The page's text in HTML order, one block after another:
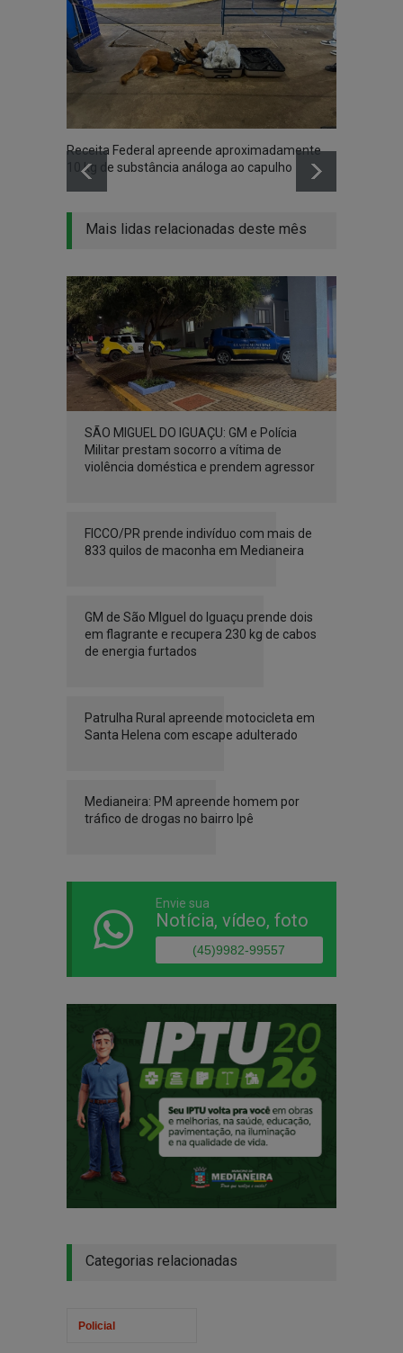
Receita Federal apreende aproximadamente
10 kg de substância análoga ao capulho
Mais lidas relacionadas deste mês
SÃO MIGUEL DO IGUAÇU: GM e Polícia
Militar prestam socorro a vítima de
violência doméstica e prendem agressor
FICCO/PR prende indivíduo com mais de
833 quilos de maconha em Medianeira
GM de São MIguel do Iguaçu prende dois
em flagrante e recupera 230 kg de cabos
de energia furtados
Patrulha Rural apreende motocicleta em
Santa Helena com escape adulterado
Medianeira: PM apreende homem por
tráfico de drogas no bairro Ipê
Envie sua
Notícia, vídeo, foto
(45)9982-99557
Categorias relacionadas
Policial